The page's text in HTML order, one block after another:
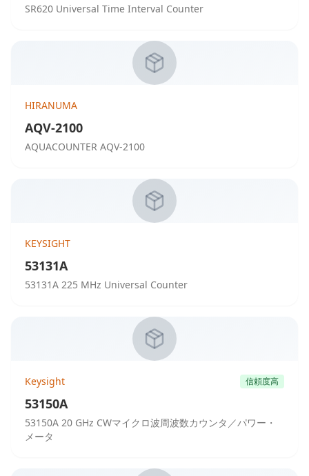
SR620 Universal Time Interval Counter
HIRANUMA
AQV-2100
AQUACOUNTER AQV-2100
KEYSIGHT
53131A
53131A 225 MHz Universal Counter
Keysight 信頼度高
53150A
53150A 20 GHz CWマイクロ波周波数カウンタ／パワー・
メータ